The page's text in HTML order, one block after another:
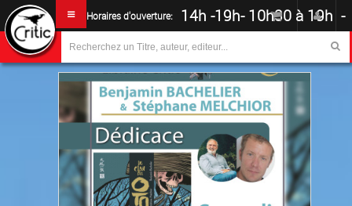
Horaires d'ouverture: 14h -19h- 10h30 à 19h -